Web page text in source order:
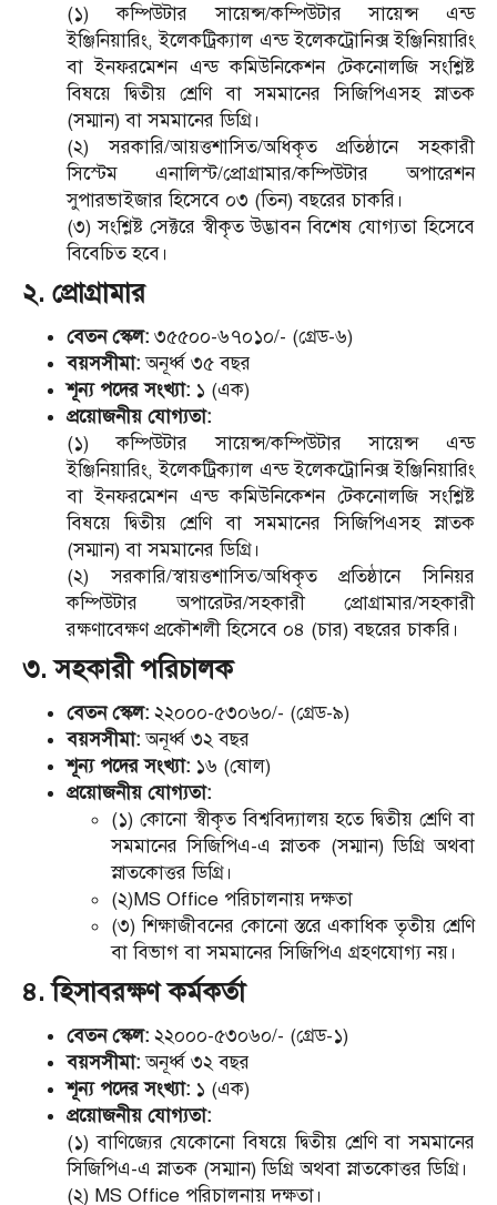
(১) কম্পিউটার সায়েন্স/কম্পিউটার সায়েন্স এন্ড
ইঞ্জিনিয়ারিং, ইলেকট্রিক্যাল এন্ড ইলেকট্রোনিক্স ইঞ্জিনিয়ারিং
বা ইনফরমেশন এন্ড কমিউনিকেশন টেকনোলজি সংশ্লিষ্ট
বিষয়ে দ্বিতীয় শ্রেণি বা সমমানের সিজিপিএসহ স্নাতক
(সম্মান) বা সমমানের ডিগ্রি।
(২) সরকারি/আয়ত্তশাসিত/অধিকৃত প্রতিষ্ঠানে সহকারী
সিস্টেম এনালিস্ট/প্রোগ্রামার/কম্পিউটার অপারেশন
সুপারভাইজার হিসেবে ০৩ (তিন) বছরের চাকরি।
(৩) সংশ্লিষ্ট সেক্টরে স্বীকৃত উদ্ভাবন বিশেষ যোগ্যতা হিসেবে
বিবেচিত হবে।
২. প্রোগ্রামার
বেতন স্কেল: ৩৫৫০০-৬৭০১০/- (গ্রেড-৬)
বয়সসীমা:অনূর্ধ্ব ৩৫ বছর
শূন্য পদের সংখ্যা: ১ (এক)
প্রয়োজনীয় যোগ্যতা:
(১) কম্পিউটার সায়েন্স/কম্পিউটার সায়েন্স এন্ড
ইঞ্জিনিয়ারিং, ইলেকট্রিক্যাল এন্ড ইলেকট্রোনিক্স ইঞ্জিনিয়ারিং
বা ইনফরমেশন এন্ড কমিউনিকেশন টেকনোলজি সংশ্লিষ্ট
বিষয়ে দ্বিতীয় শ্রেণি বা সমমানের সিজিপিএসহ স্নাতক
(সম্মান) বা সমমানের ডিগ্রি।
(২) সরকারি/স্বায়ত্তশাসিত/অধিকৃত প্রতিষ্ঠানে সিনিয়র
কম্পিউটার অপারেটর/সহকারী প্রোগ্রামার/সহকারী
রক্ষণাবেক্ষণ প্রকৌশলী হিসেবে ০৪ (চার) বছরের চাকরি।
৩. সহকারী পরিচালক
বেতন স্কেল: ২২০০০-৫৩০৬০/- (গ্রেড-৯)
বয়সসীমা:অনূর্ধ্ব ৩২ বছর
শূন্য পদের সংখ্যা: ১৬ (ষোল)
প্রয়োজনীয় যোগ্যতা:
(১) কোনো স্বীকৃত বিশ্ববিদ্যালয় হতে দ্বিতীয় শ্রেণি বা
সমমানের সিজিপিএ-এ স্নাতক (সম্মান) ডিগ্রি অথবা
স্নাতকোত্তর ডিগ্রি।
(২)MS Office পরিচালনায় দক্ষতা
(৩) শিক্ষাজীবনের কোনো স্তরে একাধিক তৃতীয় শ্রেণি
বা বিভাগ বা সমমানের সিজিপিএ গ্রহণযোগ্য নয়।
৪. হিসাবরক্ষণ কর্মকর্তা
বেতন স্কেল: ২২০০০-৫৩০৬০/- (গ্রেড-১)
বয়সসীমা:অনূর্ধ্ব ৩২ বছর
শূন্য পদের সংখ্যা: ১ (এক)
প্রয়োজনীয় যোগ্যতা:
(১) বাণিজ্যের যেকোনো বিষয়ে দ্বিতীয় শ্রেণি বা সমমানের
সিজিপিএ-এ স্নাতক (সম্মান) ডিগ্রি অথবা স্নাতকোত্তর ডিগ্রি।
(২) MS Office পরিচালনায় দক্ষতা।